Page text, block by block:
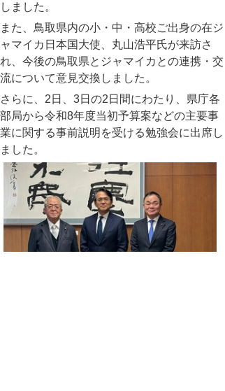
しました。
また、鳥取県内の小・中・高校ご出身の在ジ
ャマイカ日本国大使、丸山浩平氏が来訪さ
れ、今後の鳥取県とジャマイカとの連携・交
流について意見交換しました。
さらに、2日、3日の2日間にわたり、県庁各
部局から令和8年度当初予算案などの主要事
業に関する事前説明を受ける勉強会に出席し
ました。